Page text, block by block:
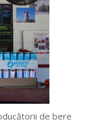
de bere